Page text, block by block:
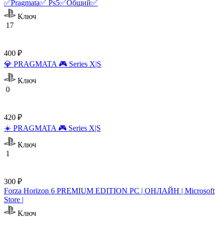
✅Pragmata✅ Ps5✅Общий✅
Ключ
17
400 ₽
💎 PRAGMATA 🎮 Series X|S
Ключ
0
420 ₽
☀️ PRAGMATA 🎮 Series X|S
Ключ
1
300 ₽
Forza Horizon 6 PREMIUM EDITION PC | ОНЛАЙН | Microsoft
Store |
Ключ